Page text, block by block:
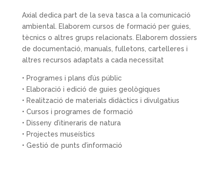
Axial dedica part de la seva tasca a la comunicació
ambiental. Elaborem cursos de formació per guies,
tècnics o altres grups relacionats. Elaborem dossiers
de documentació, manuals, fulletons, cartelleres i
altres recursos adaptats a cada necessitat
• Programes i plans d’ús públic
• Elaboració i edició de guies geològiques
• Realització de materials didàctics i divulgatius
• Cursos i programes de formació
• Disseny d’itineraris de natura
• Projectes museístics
• Gestió de punts d’informació